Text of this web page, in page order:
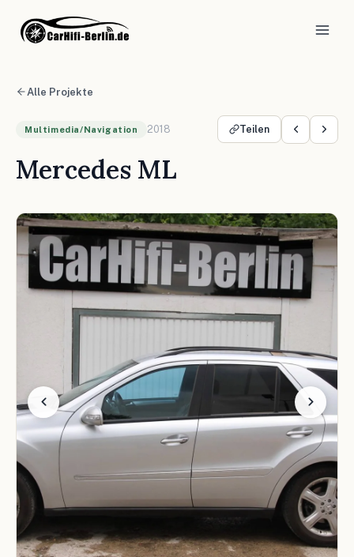
Alle Projekte
Multimedia/Navigation 2018 Teilen
Mercedes ML